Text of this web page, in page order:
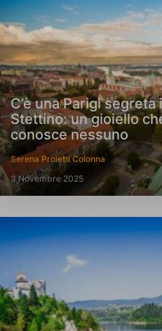
C’è una Parigi
Stettino: un gioiello
conosce nessuno
Serena Proietti Colonna
3 Novembre 2025